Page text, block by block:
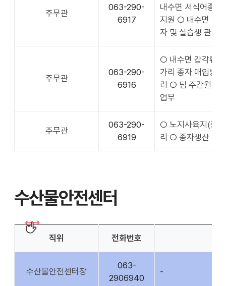
주무관
063-290-
6917
내수면 서식어종
지원 ○ 내수면 양
자 및 실습생 관리
주무관
063-290-
6916
○ 내수면 갑각류
가리 종자 매입방
리 ○ 팀 주간월간
업무
주무관
063-290-
6919
○ 노지사육지(종
리 ○ 종자생산 및
수산물안전센터
직위 전화번호
수산물안전센터장
063-
2906940
-